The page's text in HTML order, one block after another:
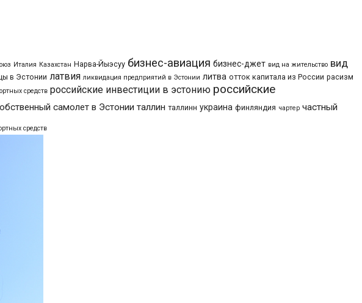
Италия Казахстан Нарва-Йыэсуу бизнес-авиация бизнес-джет вид на жительство вид
в Эстонии латвия ликвидация предприятий в Эстонии литва отток капитала из России расизм
средств российские инвестиции в эстонию российские
самолет в Эстонии таллин таллинн украина финляндия чартер частный
средств